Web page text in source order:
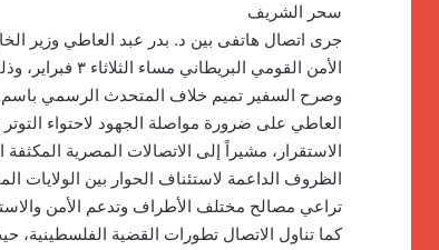
سحر الشريف
جرى اتصال هاتفى بين د. بدر عبد العاطي وزير
الأمن القومي البريطاني مساء الثلاثاء ٣ فبراير، وذلك لتبادل الرؤى بشأن مستجدات الأوضاع الإقليمية.
وصرح السفير تميم خلاف المتحدث الرسمي باسم
العاطي على ضرورة مواصلة الجهود لاحتواء
الاستقرار، مشيراً إلى الاتصالات المصرية
الظروف الداعمة لاستئناف الحوار بين الولايات
تراعي مصالح مختلف الأطراف وتدعم الأمن
كما تناول الاتصال تطورات القضية الفلسطينية،